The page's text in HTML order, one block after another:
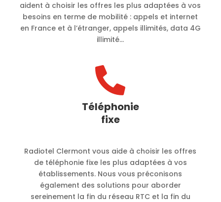
aident à choisir les offres les plus adaptées à vos
besoins en terme de mobilité : appels et internet
en France et à l’étranger, appels illimités, data 4G
illimité…

Téléphonie
fixe
Radiotel Clermont vous aide à choisir les offres
de téléphonie fixe les plus adaptées à vos
établissements. Nous vous préconisons
également des solutions pour aborder
sereinement la fin du réseau RTC et la fin du